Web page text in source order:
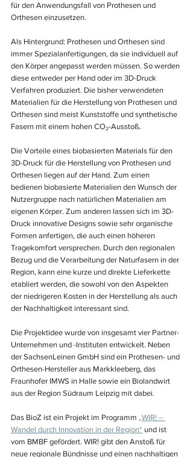
für den Anwendungsfall von Prothesen und
Orthesen einzusetzen.
Als Hintergrund: Prothesen und Orthesen sind
immer Spezialanfertigungen, da sie individuell auf
den Körper angepasst werden müssen. So werden
diese entweder per Hand oder im 3D-Druck
Verfahren produziert. Die bisher verwendeten
Materialien für die Herstellung von Prothesen und
Orthesen sind meist Kunststoffe und synthetische
Fasern mit einem hohen CO₂-Ausstoß.
Die Vorteile eines biobasierten Materials für den
3D-Druck für die Herstellung von Prothesen und
Orthesen liegen auf der Hand. Zum einen
bedienen biobasierte Materialien den Wunsch der
Nutzergruppe nach natürlichen Materialien am
eigenen Körper. Zum anderen lassen sich im 3D-
Druck innovative Designs sowie sehr organische
Formen anfertigen, die auch einen höheren
Tragekomfort versprechen. Durch den regionalen
Bezug und die Verarbeitung der Naturfasern in der
Region, kann eine kurze und direkte Lieferkette
etabliert werden, die sowohl von den Aspekten
der niedrigeren Kosten in der Herstellung als auch
der Nachhaltigkeit interessant sind.
Die Projektidee wurde von insgesamt vier Partner-
Unternehmen und -Instituten entwickelt. Neben
der SachsenLeinen GmbH sind ein Prothesen- und
Orthesen-Hersteller aus Markkleeberg, das
Fraunhofer IMWS in Halle sowie ein Biolandwirt
aus der Region Südraum Leipzig mit dabei.
Das BioZ ist ein Projekt im Programm „WIR! –
Wandel durch Innovation in der Region“ und ist
vom BMBF gefördert. WIR! gibt den Anstoß für
neue regionale Bündnisse und einen nachhaltigen